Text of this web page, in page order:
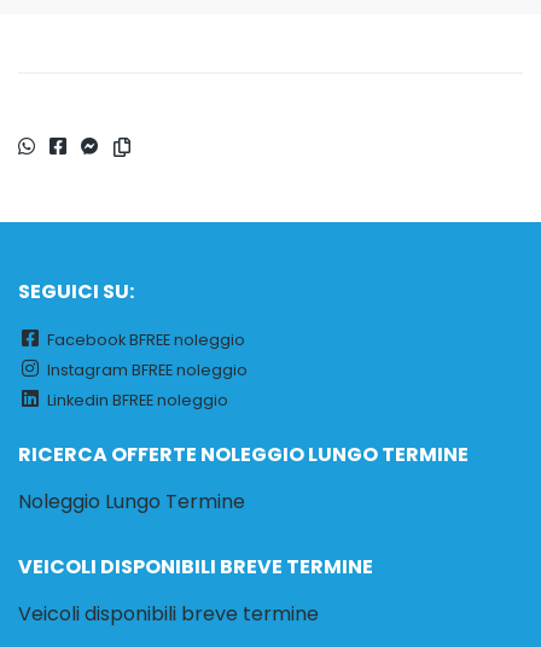
SEGUICI SU:
Facebook BFREE noleggio
Instagram BFREE noleggio
Linkedin BFREE noleggio
RICERCA OFFERTE NOLEGGIO LUNGO TERMINE
Noleggio Lungo Termine
VEICOLI DISPONIBILI BREVE TERMINE
Veicoli disponibili breve termine